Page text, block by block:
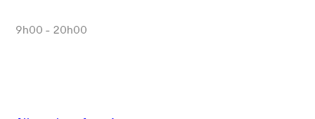
9h00 - 20h00